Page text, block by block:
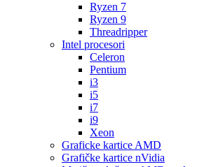
Ryzen 7
Ryzen 9
Threadripper
Intel procesori
Celeron
Pentium
i3
i5
i7
i9
Xeon
Graficke kartice AMD
Grafičke kartice nVidia